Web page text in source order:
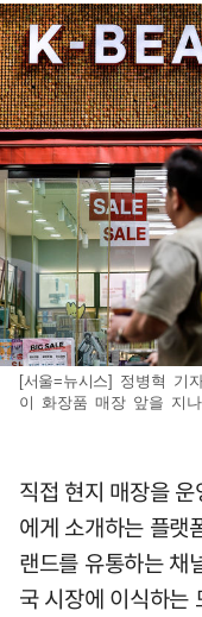
[서울=뉴시스] 정병혁 기
이 화장품 매장 앞을 지
직접 현지 매장을
에게 소개하는 플랫
랜드를 유통하는 채
국 시장에 이식하는